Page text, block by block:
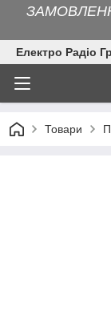
Електро Радіо
Товари